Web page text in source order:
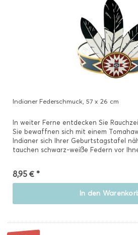
Indianer Federschmuck, 57 x 26 cm
In weiter Ferne entdecken Sie
Sie bewaffnen sich mit einem
Indianer sich Ihrer Geburtstagstafel
tauchen schwarz-weiße Federn vor
8,95 € *
In den